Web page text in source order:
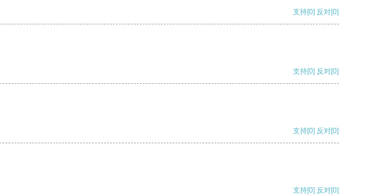
支持[0] 反对[0]
支持[0] 反对[0]
支持[0] 反对[0]
支持[0] 反对[0]